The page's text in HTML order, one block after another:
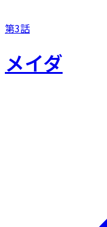
第3話
メイダ